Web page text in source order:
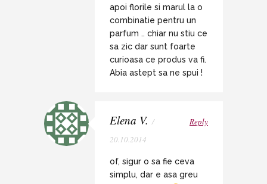
apoi florile si marul la o
combinatie pentru un
parfum .. chiar nu stiu ce
sa zic dar sunt foarte
curioasa ce produs va fi.
Abia astept sa ne spui !
Elena V. /
20.10.2014
Reply
of, sigur o sa fie ceva
simplu, dar e asa greu